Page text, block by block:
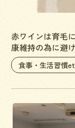
赤ワインは育毛
康維持の為に避
食事・生活習慣